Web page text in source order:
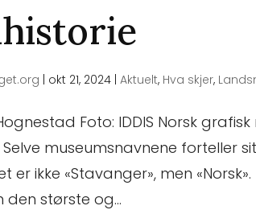
okt 21, 2024 |Aktuelt, Hva skjer,
Foto: IDDIS Norsk
museumsnavnene forteller
er ikke «Stavanger», men
største og...